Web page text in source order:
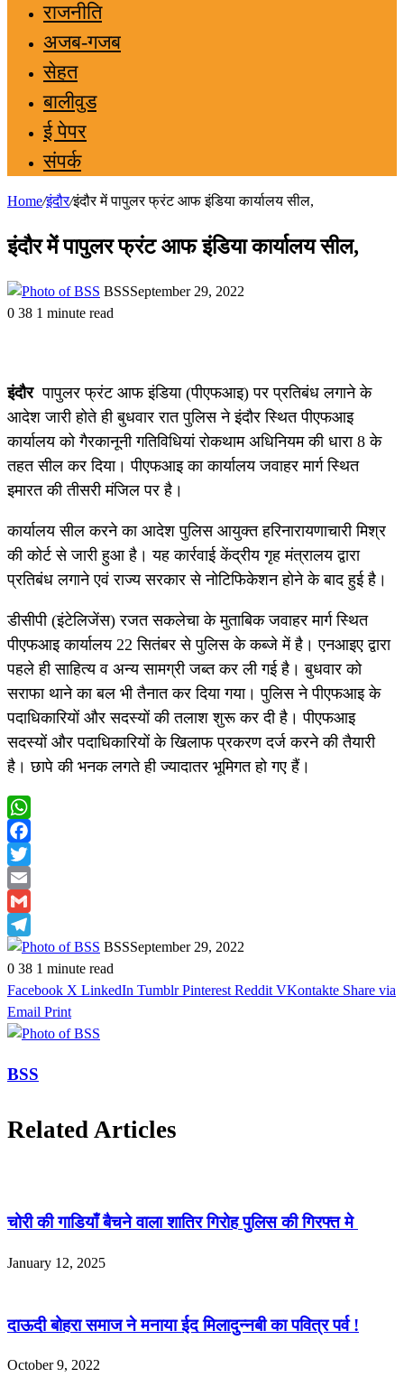
राजनीति
अजब-गजब
सेहत
बालीवुड
ई पेपर
संपर्क
Home/इंदौर/इंदौर में पापुलर फ्रंट आफ इंडिया कार्यालय सील,
इंदौर में पापुलर फ्रंट आफ इंडिया कार्यालय सील,
BSSSeptember 29, 2022
0 38 1 minute read
इंदौर पापुलर फ्रंट आफ इंडिया (पीएफआइ) पर प्रतिबंध लगाने के
आदेश जारी होते ही बुधवार रात पुलिस ने इंदौर स्थित पीएफआइ
कार्यालय को गैरकानूनी गतिविधियां रोकथाम अधिनियम की धारा 8 के
तहत सील कर दिया। पीएफआइ का कार्यालय जवाहर मार्ग स्थित
इमारत की तीसरी मंजिल पर है।
कार्यालय सील करने का आदेश पुलिस आयुक्त हरिनारायणाचारी मिश्र
की कोर्ट से जारी हुआ है। यह कार्रवाई केंद्रीय गृह मंत्रालय द्वारा
प्रतिबंध लगाने एवं राज्य सरकार से नोटिफिकेशन होने के बाद हुई है।
डीसीपी (इंटेलिजेंस) रजत सकलेचा के मुताबिक जवाहर मार्ग स्थित
पीएफआइ कार्यालय 22 सितंबर से पुलिस के कब्जे में है। एनआइए द्वारा
पहले ही साहित्य व अन्य सामग्री जब्त कर ली गई है। बुधवार को
सराफा थाने का बल भी तैनात कर दिया गया। पुलिस ने पीएफआइ के
पदाधिकारियों और सदस्यों की तलाश शुरू कर दी है। पीएफआइ
सदस्यों और पदाधिकारियों के खिलाफ प्रकरण दर्ज करने की तैयारी
है। छापे की भनक लगते ही ज्यादातर भूमिगत हो गए हैं।
WhatsApp
Facebook
Twitter
Email
Gmail
Telegram
BSSSeptember 29, 2022
0 38 1 minute read
Facebook X LinkedIn Tumblr Pinterest Reddit VKontakte Share via
Email Print
BSS
Related Articles
चोरी की गाडियाँ बैचने वाला शातिर गिरोह पुलिस की गिरफ्त मे
January 12, 2025
दाऊदी बोहरा समाज ने मनाया ईद मिलादुन्नबी का पवित्र पर्व !
October 9, 2022